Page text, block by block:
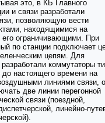
это, в КБ Главного
и связи разработали
позволяющую вести
находящимися на
его ограничивающими. При
по станции подключает
цепям. Для
коммутаторы
настоящего времени на
линиями связи,
две линии перегонной
связи (поездной,
линейно-